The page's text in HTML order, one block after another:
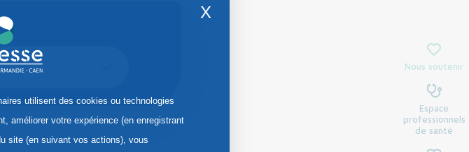
Nous soutenir
Espace
professionnels
de santé
X
utilisent des cookies ou technologies
améliorer votre expérience (en enregistrant
site (en suivant vos actions), vous